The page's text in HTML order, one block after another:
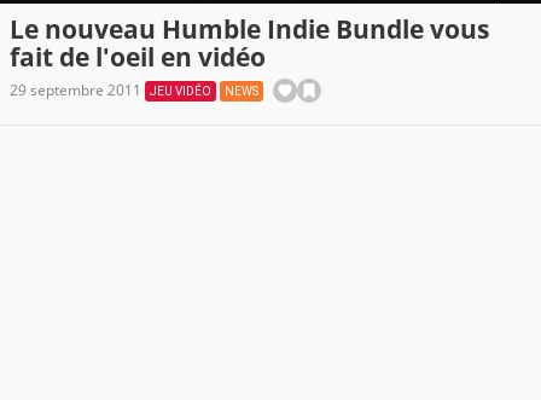
Le nouveau Humble Indie Bundle vous
fait de l'oeil en vidéo
29 septembre 2011 JEU VIDÉO NEWS